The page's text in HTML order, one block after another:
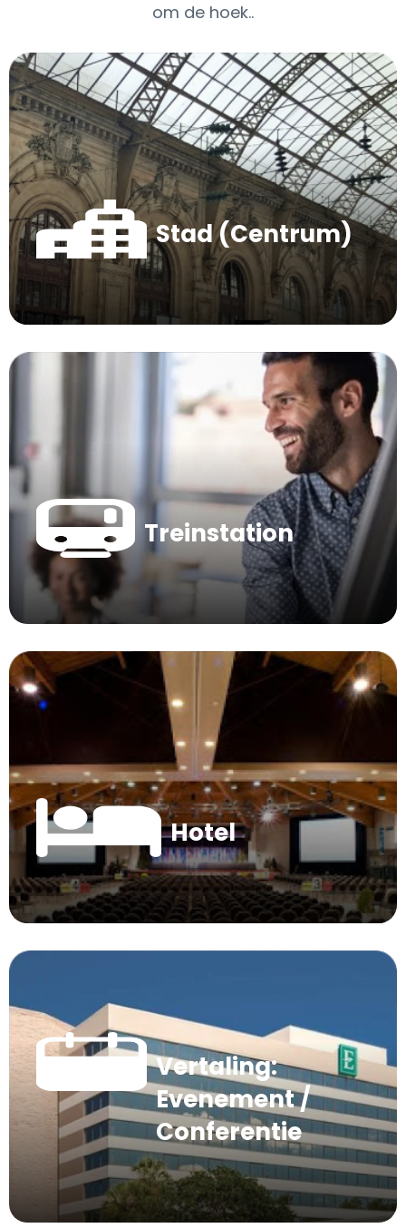
om de hoek..
Stad (Centrum)
Treinstation
Hotel
Vertaling:
Evenement /
Conferentie